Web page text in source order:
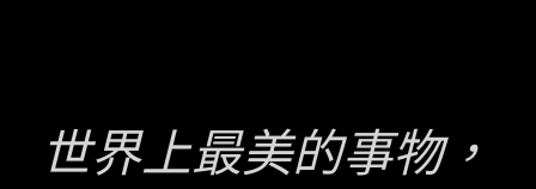
世界上最美的事物，